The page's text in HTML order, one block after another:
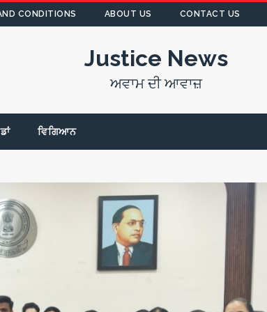
CONDITIONS ABOUT US CONTACT US
Justice News
ਅਵਾਮ ਦੀ ਆਵਾਜ਼
ਵਿਗਿਆਨ